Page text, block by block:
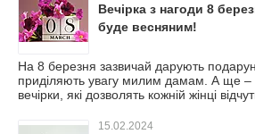
Вечірка з нагоди 8
буде весняним!
На 8 березня зазвичай дарують
приділяють увагу милим дамам. А ще –
вечірки, які дозволять кожній жінці
15.02.2024